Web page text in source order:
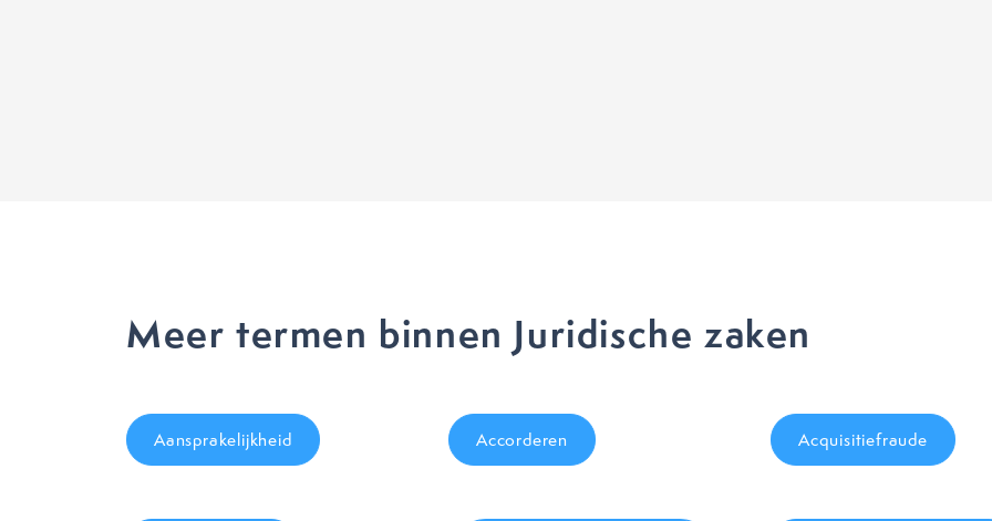
Meer termen binnen Juridische zaken
Aansprakelijkheid Accorderen Acquisitiefraude